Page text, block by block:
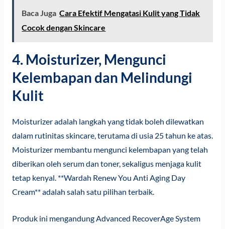
Baca Juga Cara Efektif Mengatasi Kulit yang Tidak
Cocok dengan Skincare
4. Moisturizer, Mengunci
Kelembapan dan Melindungi
Kulit
Moisturizer adalah langkah yang tidak boleh dilewatkan
dalam rutinitas skincare, terutama di usia 25 tahun ke atas.
Moisturizer membantu mengunci kelembapan yang telah
diberikan oleh serum dan toner, sekaligus menjaga kulit
tetap kenyal. **Wardah Renew You Anti Aging Day
Cream** adalah salah satu pilihan terbaik.
Produk ini mengandung Advanced RecoverAge System